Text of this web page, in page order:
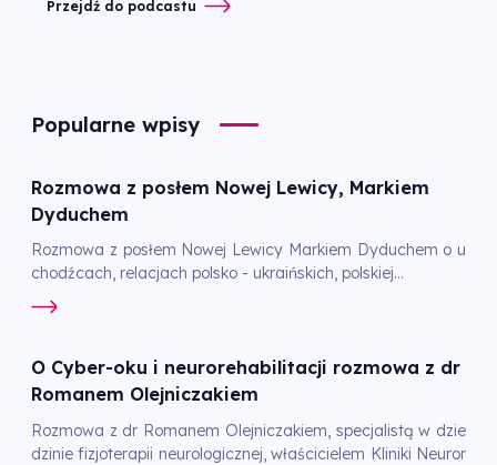
Przejdź do podcastu
Popularne wpisy
Rozmowa z posłem Nowej Lewicy, Markiem
Dyduchem
Rozmowa z posłem Nowej Lewicy Markiem Dyduchem o u
chodźcach, relacjach polsko - ukraińskich, polskiej...
O Cyber-oku i neurorehabilitacji rozmowa z dr
Romanem Olejniczakiem
Rozmowa z dr Romanem Olejniczakiem, specjalistą w dzie
dzinie fizjoterapii neurologicznej, właścicielem Kliniki Neuror